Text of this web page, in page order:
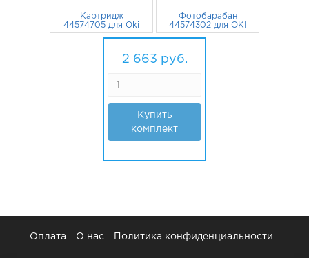
Картридж
44574705 для Oki
B431dn, B431,
MB461 MB471w
GalaPrint 3000
Фотобарабан
44574302 для OKI
MB472, B432,
MB471, B412,
MB492, MB491,
2 663 руб.
Купить
комплект
Оплата О нас Политика конфиденциальности